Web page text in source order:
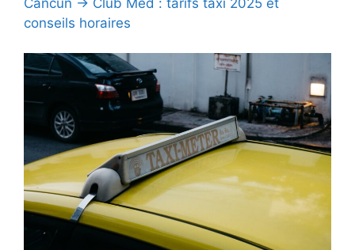
conseils horaires